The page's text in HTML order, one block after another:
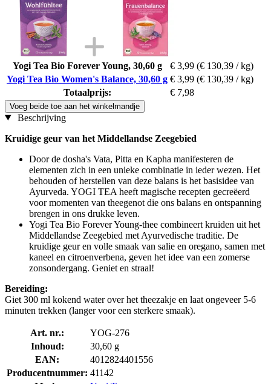
Yogi Tea Bio Forever Young, 30,60 g € 3,99 (€ 130,39 / kg)
Yogi Tea Bio Women's Balance, 30,60 g € 3,99 (€ 130,39 / kg)
Totaalprijs:
€ 7,98
Voeg beide toe aan het winkelmandje
Beschrijving
Kruidige geur van het Middellandse Zeegebied
Door de dosha's Vata, Pitta en Kapha manifesteren de
elementen zich in een unieke combinatie in ieder wezen. Het
behouden of herstellen van deze balans is het basisidee van
Ayurveda. YOGI TEA heeft magische recepten gecreëerd
voor momenten van theegenot die ons balans en ontspanning
brengen in ons drukke leven.
Yogi Tea Bio Forever Young-thee combineert kruiden uit het
Middellandse Zeegebied met Ayurvedische traditie. De
kruidige geur en volle smaak van salie en oregano, samen met
kaneel en citroenverbena, geven het idee van een zomerse
zonsondergang. Geniet en straal!
Bereiding:
Giet 300 ml kokend water over het theezakje en laat ongeveer 5-6
minuten trekken (langer voor een sterkere smaak).
Art. nr.:
YOG-276
Inhoud:
30,60 g
EAN:
4012824401556
Producentnummer: 41142